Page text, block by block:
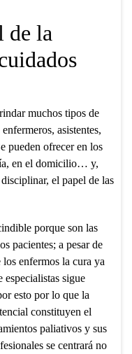
de la
muchos tipos de
asistentes,
pueden ofrecer en los
en el domicilio… y,
el papel de las
porque son las
pacientes; a pesar de
enfermos la cura ya
especialistas sigue
esto por lo que la
constituyen el
paliativos y sus
se centrará no